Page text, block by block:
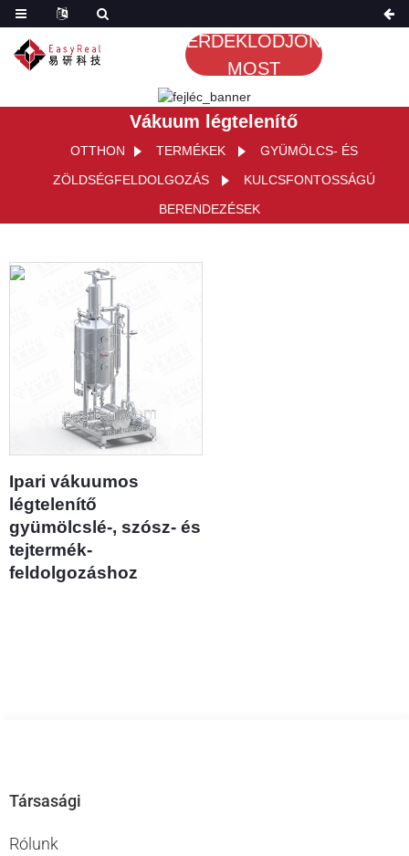
ÉRDEKLŐDJÖN
MOST
Vákuum légtelenítő
OTTHON TERMÉKEK
GYÜMÖLCS- ÉS
ZÖLDSÉGFELDOLGOZÁS
KULCSFONTOSSÁGÚ
BERENDEZÉSEK
Ipari vákuumos
légtelenítő
gyümölcslé-, szósz- és
tejtermék-
feldolgozáshoz
Társasági
Rólunk